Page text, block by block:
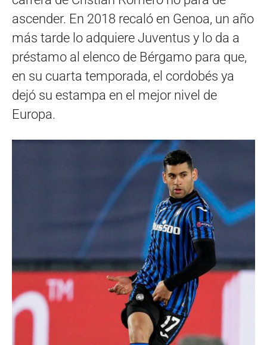
ascender. En 2018 recaló en Genoa, un año
más tarde lo adquiere Juventus y lo da a
préstamo al elenco de Bérgamo para que,
en su cuarta temporada, el cordobés ya
dejó su estampa en el mejor nivel de
Europa.